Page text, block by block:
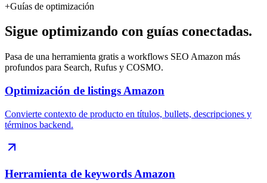
+Guías de optimización
Sigue optimizando con guías conectadas.
Pasa de una herramienta gratis a workflows SEO Amazon más
profundos para Search, Rufus y COSMO.
Optimización de listings Amazon
Convierte contexto de producto en títulos, bullets, descripciones y
términos backend.
Herramienta de keywords Amazon